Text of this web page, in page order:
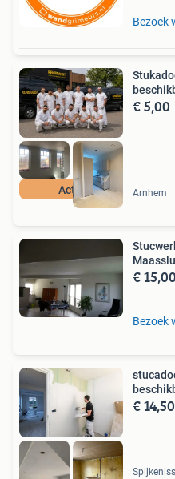
Bezoek
Actie
€ 5,00
Arnhem
€ 15,00
Bezoek
€ 14,50